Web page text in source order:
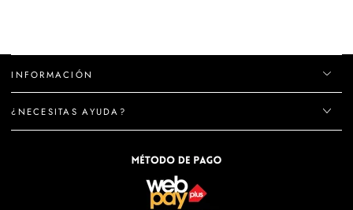
INFORMACIÓN
¿NECESITAS AYUDA?